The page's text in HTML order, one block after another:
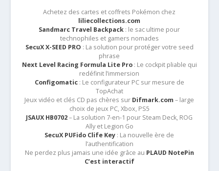
Achetez des cartes et coffrets Pokémon chez
liliecollections.com
Sandmarc Travel Backpack : le sac ultime pour
technophiles et gamers nomades
SecuX X-SEED PRO : La solution pour protéger votre seed
phrase
Next Level Racing Formula Lite Pro: Le cockpit pliable qui
redéfinit l’immersion
Configomatic: Le configurateur PC sur mesure de
TopAchat
Jeux vidéo et clés CD pas chères sur Difmark.com – large
choix de jeux PC, Xbox, PS5
JSAUX HB0702– La solution 7-en-1 pour Steam Deck, ROG
Ally et Legion Go
SecuX PUFido Clife Key : La nouvelle ère de
l’authentification
Ne perdez plus jamais une idée grâce au PLAUD NotePin
C’est interactif